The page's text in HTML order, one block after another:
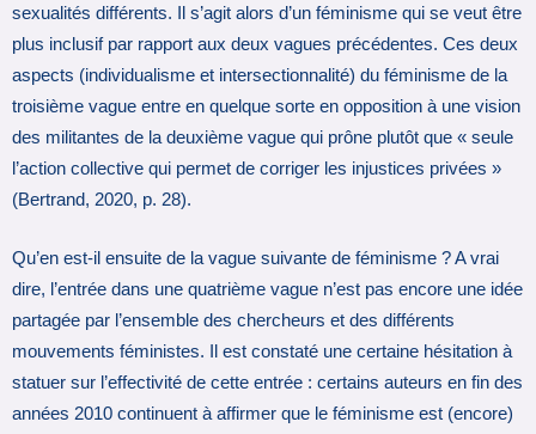
sexualités différents. Il s’agit alors d’un féminisme qui se veut être
plus inclusif par rapport aux deux vagues précédentes. Ces deux
aspects (individualisme et intersectionnalité) du féminisme de la
troisième vague entre en quelque sorte en opposition à une vision
des militantes de la deuxième vague qui prône plutôt que « seule
l’action collective qui permet de corriger les injustices privées »
(Bertrand, 2020, p. 28).
Qu’en est-il ensuite de la vague suivante de féminisme ? A vrai
dire, l’entrée dans une quatrième vague n’est pas encore une idée
partagée par l’ensemble des chercheurs et des différents
mouvements féministes. Il est constaté une certaine hésitation à
statuer sur l’effectivité de cette entrée : certains auteurs en fin des
années 2010 continuent à affirmer que le féminisme est (encore)